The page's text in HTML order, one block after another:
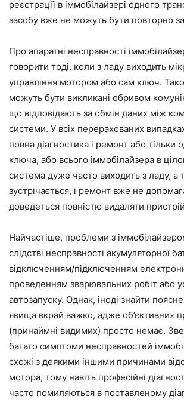
реєстрації в іммобілайзері одного
засобу вже не можуть бути повторно
Про апаратні несправності
говорити тоді, коли з ладу виходить
управління мотором або сам ключ.
можуть бути викликані обривом
що відповідають за обмін даних між
системи. У всіх перерахованих
повна діагностика і ремонт або тільки
ключа, або всього іммобілайзера в
система дуже часто виходить з ладу, а
зустрічається, і ремонт вже не
доведеться повністю видаляти
Найчастіше, проблеми з
слідстві несправності акумуляторної
відключенням/підключенням
проведенням зварювальних робіт або
автозапуску. Однак, іноді знайти
явища вкрай важко, адже об’єктивних
(принаймні видимих) просто немає.
багато симптоми несправностей
схожі з деякими іншими причинами
мотора, тому навіть професійні
часто помиляються в поставленому